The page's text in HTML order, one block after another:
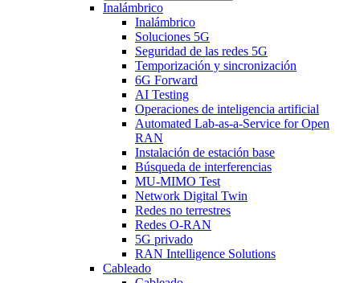
Inalámbrico
Inalámbrico
Soluciones 5G
Seguridad de las redes 5G
Temporización y sincronización
6G Forward
AI Testing
Operaciones de inteligencia artificial
Automated Lab-as-a-Service for Open
RAN
Instalación de estación base
Búsqueda de interferencias
MU-MIMO Test
Network Digital Twin
Redes no terrestres
Redes O-RAN
5G privado
RAN Intelligence Solutions
Cableado